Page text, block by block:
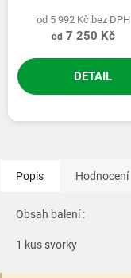
od 5 992 Kč bez DPH
od 7 250 Kč
DETAIL
Popis Hodnocení
Obsah balení :
1 kus svorky